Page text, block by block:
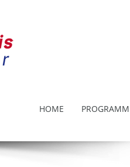
HOME PROGRAMM